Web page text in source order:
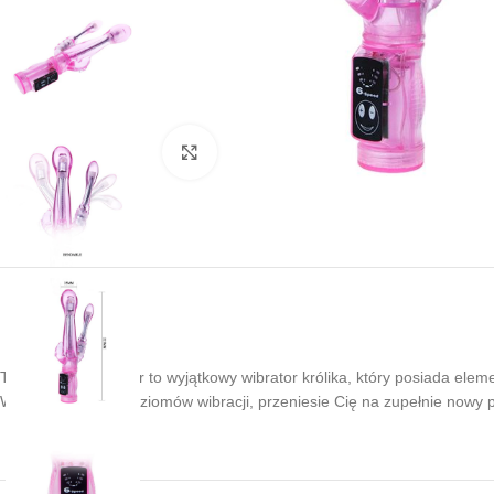
Kliknij, aby powiększyć
Ten zginany wibrator to wyjątkowy wibrator królika, który posiada
Wyposażony w 6 poziomów wibracji, przeniesie Cię na zupełnie nowy